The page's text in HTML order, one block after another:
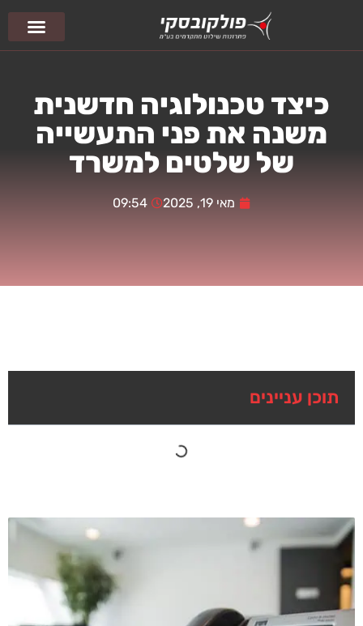
כיצד טכנולוגיה חדשנית
משנה את פני התעשייה
של שלטים למשרד
מאי 19, 2025 09:54
תוכן עניינים